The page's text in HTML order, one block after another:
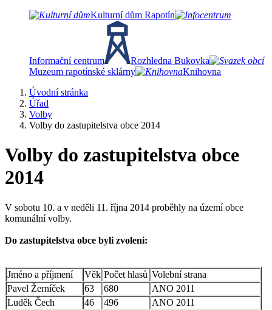
Kulturní dům Rapotín
Informační centrum
Rozhledna Bukovka
Muzeum rapotínské sklárny
Knihovna
Úvodní stránka
Úřad
Volby
Volby do zastupitelstva obce 2014
Volby do zastupitelstva obce
2014
V sobotu 10. a v neděli 11. října 2014 proběhly na území obce
komunální volby.
Do zastupitelstva obce byli zvoleni:
Jméno a příjmení Věk Počet hlasů Volební strana
Pavel Žerníček
63 680
ANO 2011
Luděk Čech
46 496
ANO 2011